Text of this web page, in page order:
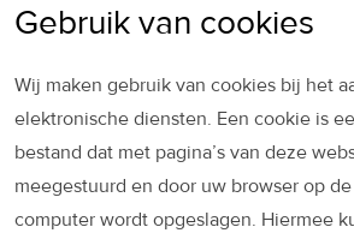
Gebruik van cookies
Wij maken gebruik van cookies bij het
elektronische diensten. Een cookie is
bestand dat met pagina’s van deze
meegestuurd en door uw browser op
computer wordt opgeslagen. Hiermee